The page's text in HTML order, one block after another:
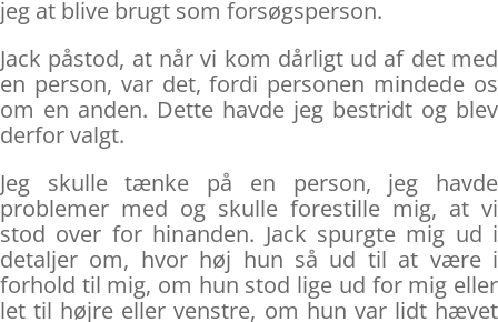
jeg at blive brugt som forsøgsperson.
Jack påstod, at når vi kom dårligt ud af det med
en person, var det, fordi personen mindede os
om en anden. Dette havde jeg bestridt og blev
derfor valgt.
Jeg skulle tænke på en person, jeg havde
problemer med og skulle forestille mig, at vi
stod over for hinanden. Jack spurgte mig ud i
detaljer om, hvor høj hun så ud til at være i
forhold til mig, om hun stod lige ud for mig eller
let til højre eller venstre, om hun var lidt hævet